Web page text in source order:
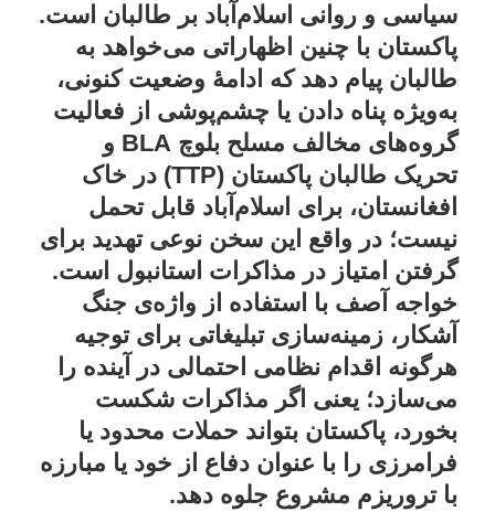
سیاسی و روانی اسلام‌آباد بر طالبان است.
پاکستان با چنین اظهاراتی می‌خواهد به
طالبان پیام دهد که ادامهٔ وضعیت کنونی،
به‌ویژه پناه دادن یا چشم‌پوشی از فعالیت
گروه‌های مخالف مسلح بلوچ BLA و
تحریک طالبان پاکستان (TTP) در خاک
افغانستان، برای اسلام‌آباد قابل تحمل
نیست؛ در واقع این سخن نوعی تهدید برای
گرفتن امتیاز در مذاکرات استانبول است.
خواجه آصف با استفاده از واژه‌ی جنگ
آشکار، زمینه‌سازی تبلیغاتی برای توجیه
هرگونه اقدام نظامی احتمالی در آینده را
می‌سازد؛ یعنی اگر مذاکرات شکست
بخورد، پاکستان بتواند حملات محدود یا
فرامرزی را با عنوان دفاع از خود یا مبارزه
با تروریزم مشروع جلوه دهد.